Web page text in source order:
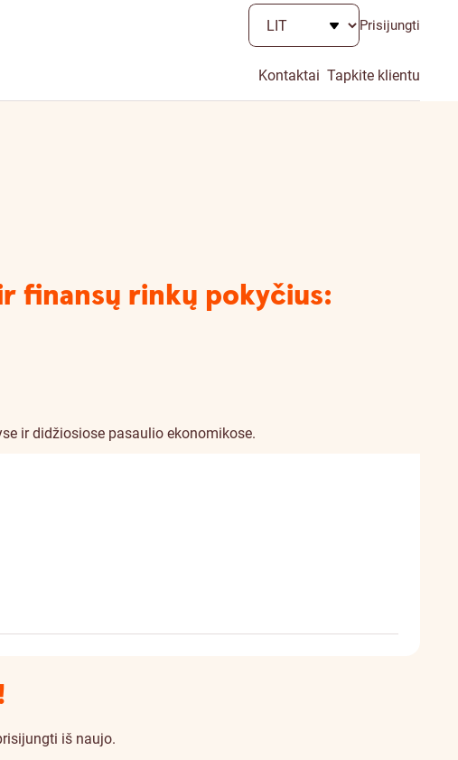
Prisijungti
Kontaktai Tapkite klientu
finansų rinkų pokyčius:
ir didžiosiose pasaulio ekonomikose.
iš naujo.